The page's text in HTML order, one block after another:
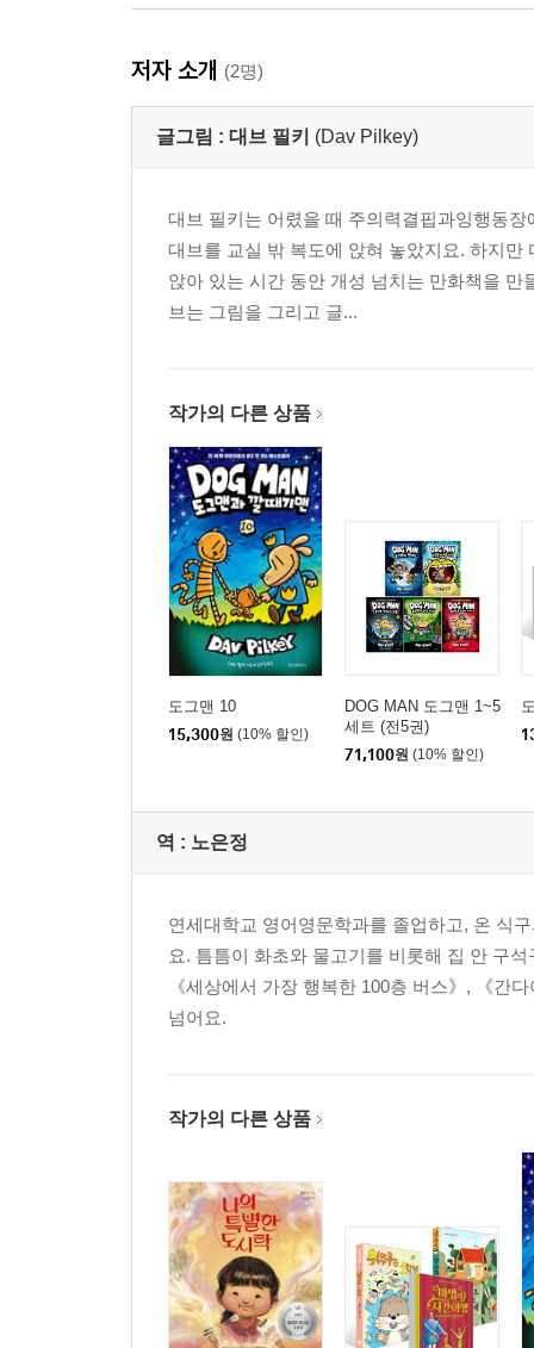
저자 소개 (2명)
글그림 : 대브 필키 (Dav Pilkey)
대브 필키는 어렸을 때 주의력결핍과잉행동
대브를 교실 밖 복도에 앉혀 놓았지요. 하지
앉아 있는 시간 동안 개성 넘치는 만화책을
브는 그림을 그리고 글...
작가의 다른 상품
도그맨 10
15,300원 (10% 할인)
DOG MAN 도그맨 1~5
세트 (전5권)
71,100원 (10% 할인)
역 : 노은정
연세대학교 영어영문학과를 졸업하고, 온 식
요. 틈틈이 화초와 물고기를 비롯해 집 안 구
《세상에서 가장 행복한 100층 버스》, 《간
넘어요.
작가의 다른 상품